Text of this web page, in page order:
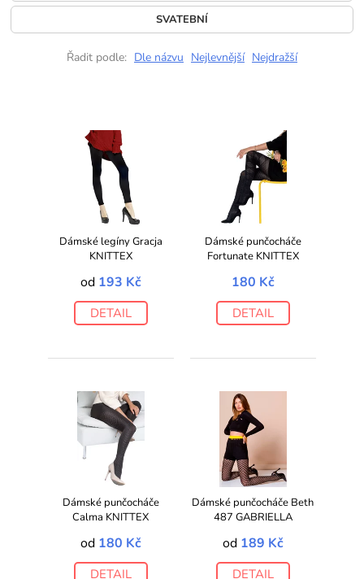
SVATEBNÍ
Řadit podle: Dle názvu Nejlevnější Nejdražší
Dámské legíny Gracja
KNITTEX
od 193 Kč
DETAIL
Dámské punčocháče
Fortunate KNITTEX
180 Kč
DETAIL
Dámské punčocháče
Calma KNITTEX
od 180 Kč
DETAIL
Dámské punčocháče Beth
487 GABRIELLA
od 189 Kč
DETAIL